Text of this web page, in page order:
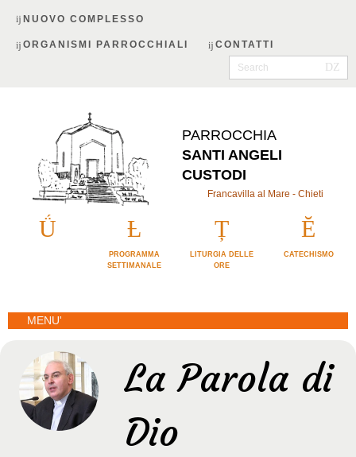
NUOVO COMPLESSO
ORGANISMI PARROCCHIALI CONTATTI
PARROCCHIA
SANTI ANGELI
CUSTODI
Francavilla al Mare - Chieti
PROGRAMMA
SETTIMANALE
LITURGIA DELLE
ORE
CATECHISMO
MENU'
La Parola di
Dio